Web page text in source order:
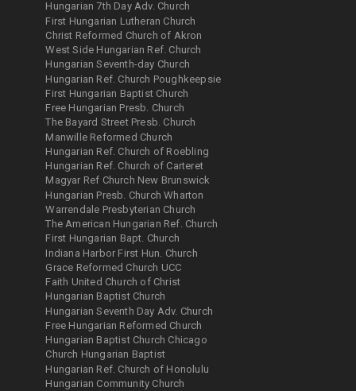
Hungarian 7th Day Adv. Church
First Hungarian Lutheran Church
Christ Reformed Church of Akron
West Side Hungarian Ref. Church
Hungarian Seventh-day Church
Hungarian Ref. Church Poughkeepsie
First Hungarian Baptist Church
Free Hungarian Presb. Church
The Bayard Street Presb. Church
Manwille Reformed Church
Hungarian Ref. Church of Roebling
Hungarian Ref. Church of Carteret
Magyar Ref Church New Brunswick
Hungarian Presb. Church Wharton
Warrendale Presbyterian Church
The American Hungarian Ref. Church
First Hungarian Bapt. Church
Indiana Harbor First Hun. Church
Grace Reformed Church UCC
Faith United Church of Christ
Hungarian Baptist Church
Hungarian Seventh Day Adv. Church
Free Hungarian Reformed Church
Hungarian Baptist Church Chicago
Church Hungarian Baptist
Hungarian Ref. Church of Honolulu
Hungarian Community Church